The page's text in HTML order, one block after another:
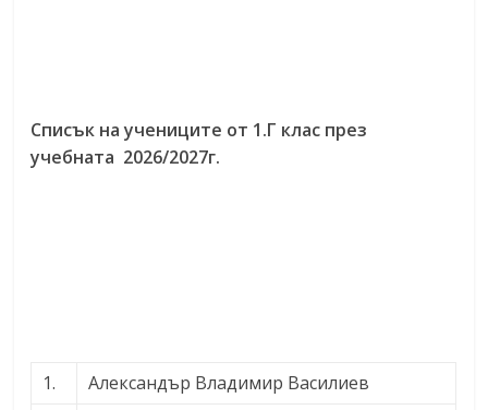
Списък на учениците от 1.Г клас през
учебната 2026/2027г.
1.
Александър Владимир Василиев